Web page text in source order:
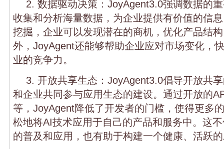
2. 数据驱动决策：JoyAgent3.0强调数据的
收集和分析海量数据，为企业提供有价值的信
挖掘，企业可以发现潜在的商机，优化产品结
外，JoyAgent还能够帮助企业应对市场变化，
业的竞争力。
3. 开放共享生态：JoyAgent3.0倡导开放共
和企业共同参与应用生态的建设。通过开放的
等，JoyAgent降低了开发者的门槛，使得更多
松地将AI技术应用于自己的产品和服务中。这
的普及和应用，也有助于构建一个健康、活跃